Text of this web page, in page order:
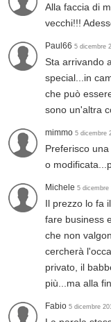
Alla faccia di
vecchi!!!
Paul66 5 dicembre
Sta arrivando
special...in
che può
sono un'altra
mimmo 5 dicembre
Preferisco
o
Michele 5 dicembre
Il prezzo lo fa
fare business
che non
cercherà
privato, il
più...ma alla
Fabio 5 dicembre